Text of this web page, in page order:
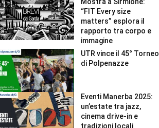
Mostra a Sirmione:
“FIT Every size
matters” esplora il
rapporto tra corpo e
immagine
UTR vince il 45° Torneo
di Polpenazze
Eventi Manerba 2025:
un’estate tra jazz,
cinema drive-in e
tradizioni locali